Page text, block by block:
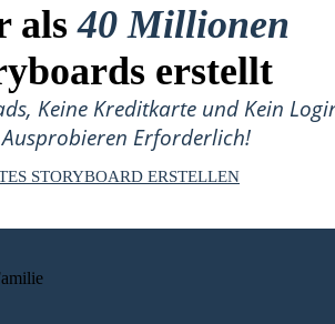
als40 Millionen
erstellt
Keine Kreditkarte und Kein
Erforderlich!
STORYBOARD ERSTELLEN